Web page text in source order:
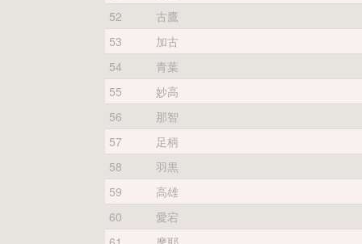
52
古鷹
53
加古
54
青葉
55
妙高
56
那智
57
足柄
58
羽黒
59
高雄
60
愛宕